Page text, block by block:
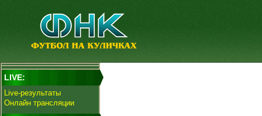
LIVE:
Live-результаты
Онлайн трансляции